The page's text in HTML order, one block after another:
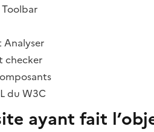
Analyser
checker
du W3C
ayant fait